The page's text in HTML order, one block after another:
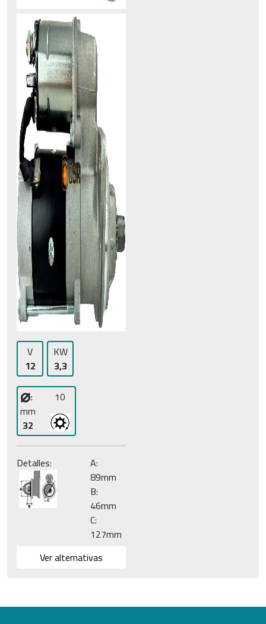
V
12
KW
3,3
⌀:
mm
32
10
Detalles:
A:
89mm
B:
46mm
C:
127mm
Ver alternativas